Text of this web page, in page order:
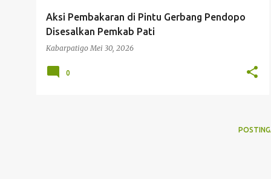
Aksi Pembakaran di Pintu Gerbang Pendopo
Disesalkan Pemkab Pati
Kabarpatigo Mei 30, 2026
0